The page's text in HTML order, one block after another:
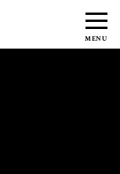
MENU
ローカル